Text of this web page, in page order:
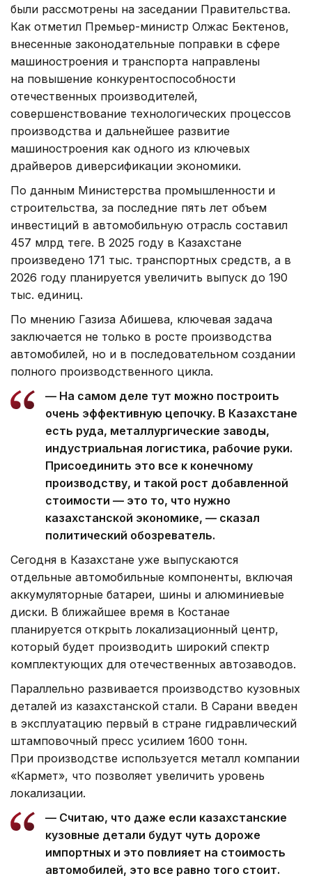
были рассмотрены на заседании Правительства.
Как отметил Премьер-министр Олжас Бектенов,
внесенные законодательные поправки в сфере
машиностроения и транспорта направлены
на повышение конкурентоспособности
отечественных производителей,
совершенствование технологических процессов
производства и дальнейшее развитие
машиностроения как одного из ключевых
драйверов диверсификации экономики.
По данным Министерства промышленности и
строительства, за последние пять лет объем
инвестиций в автомобильную отрасль составил
457 млрд теңге. В 2025 году в Казахстане
произведено 171 тыс. транспортных средств, а в
2026 году планируется увеличить выпуск до 190
тыс. единиц.
По мнению Газиза Абишева, ключевая задача
заключается не только в росте производства
автомобилей, но и в последовательном создании
полного производственного цикла.
— На самом деле тут можно построить
очень эффективную цепочку. В Казахстане
есть руда, металлургические заводы,
индустриальная логистика, рабочие руки.
Присоединить это все к конечному
производству, и такой рост добавленной
стоимости — это то, что нужно
казахстанской экономике, — сказал
политический обозреватель.
Сегодня в Казахстане уже выпускаются
отдельные автомобильные компоненты, включая
аккумуляторные батареи, шины и алюминиевые
диски. В ближайшее время в Костанае
планируется открыть локализационный центр,
который будет производить широкий спектр
комплектующих для отечественных автозаводов.
Параллельно развивается производство кузовных
деталей из казахстанской стали. В Сарани введен
в эксплуатацию первый в стране гидравлический
штамповочный пресс усилием 1600 тонн.
При производстве используется металл компании
«Кармет», что позволяет увеличить уровень
локализации.
— Считаю, что даже если казахстанские
кузовные детали будут чуть дороже
импортных и это повлияет на стоимость
автомобилей, это все равно того стоит.